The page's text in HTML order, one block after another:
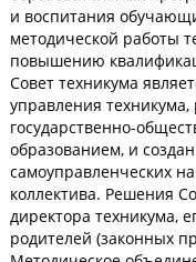
и воспитания
методической работы
повышению
Совет техникума
управления
государственно-
образованием, и
самоуправленческих
коллектива. Решения
директора техникума,
родителей (законных